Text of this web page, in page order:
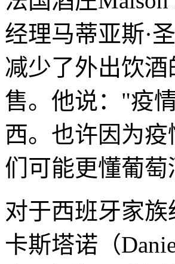
经理马蒂亚斯·
减少了外出饮
售。他说："疫
西。也许因为
们可能更懂葡萄
对于西班牙家族
卡斯塔诺（